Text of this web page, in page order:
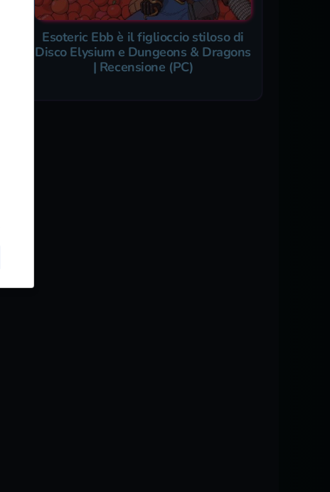
Esoteric Ebb è il figlioccio stiloso di
Disco Elysium e Dungeons & Dragons
| Recensione (PC)